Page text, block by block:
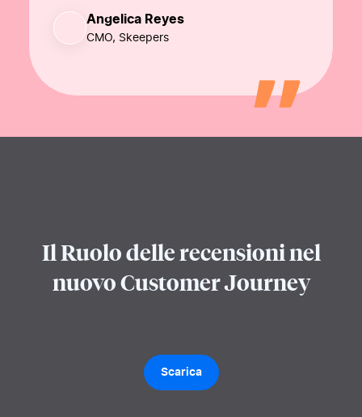
Angelica Reyes
CMO, Skeepers
Il Ruolo delle recensioni nel
nuovo CustomerJourney
Scarica